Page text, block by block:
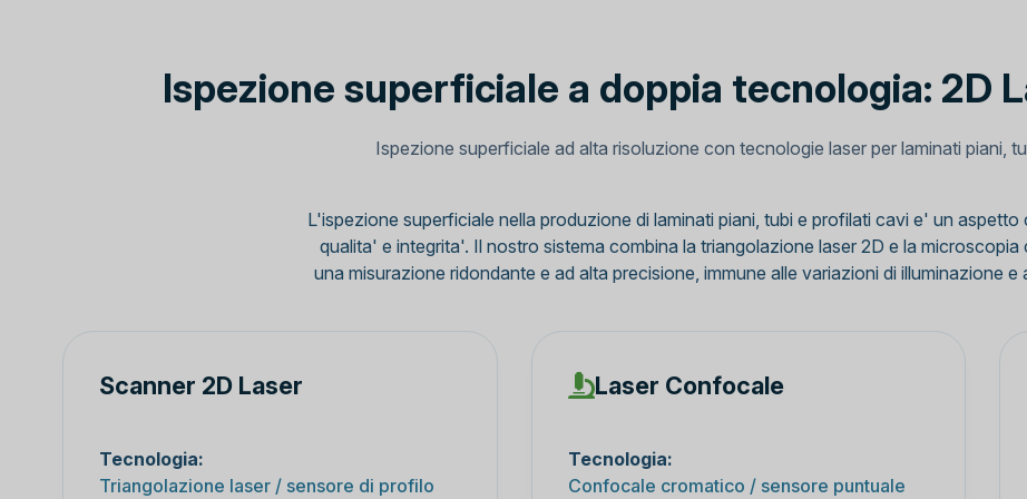
Ispezione superficiale a doppia tecnologia: 2D
Ispezione superficiale ad alta risoluzione con tecnologie laser per laminati piani,
L'ispezione superficiale nella produzione di laminati piani, tubi e profilati cavi e' un aspetto
qualita' e integrita'. Il nostro sistema combina la triangolazione laser 2D e la
una misurazione ridondante e ad alta precisione, immune alle variazioni di illuminazione e
Scanner 2D Laser
Tecnologia:
Triangolazione laser / sensore di profilo
Laser Confocale
Tecnologia:
Confocale cromatico / sensore puntuale